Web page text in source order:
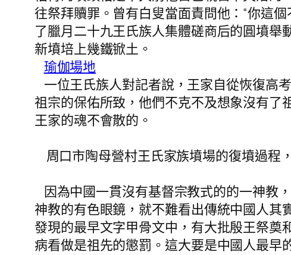
往祭拜贖罪。曾有白叟當面責問他：“你這
了臘月二十九王氏族人集體磋商后的圓墳
新墳培上幾鐵锨土。
瑜伽場地
一位王氏族人對記者說，王家自從恢復高考
祖宗的保佑所致，他們不克不及想象沒有
王家的魂不會散的。
周口市陶母營村王氏家族墳場的復墳過程
因為中國一貫沒有基督宗教式的的一神教
神教的有色眼鏡，就不難看出傳統中國人
發現的最早文字甲骨文中，有大批殷王祭
病看做是祖先的懲罰。這大要是中國人最早